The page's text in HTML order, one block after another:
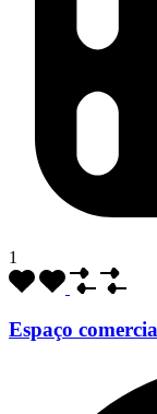
1
Espaço